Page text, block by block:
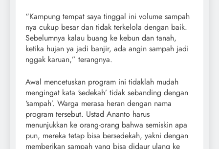
“Kampung tempat saya tinggal ini volume sampah
nya cukup besar dan tidak terkelola dengan baik.
Sebelumnya kalau buang ke kebun dan tanah,
ketika hujan ya jadi banjir, ada angin sampah jadi
nggak karuan,” terangnya.
Awal mencetuskan program ini tidaklah mudah
mengingat kata ‘sedekah’ tidak sebanding dengan
‘sampah’. Warga merasa heran dengan nama
program tersebut. Ustad Ananto harus
menunjukkan ke orang-orang bahwa semiskin apa
pun, mereka tetap bisa bersedekah, yakni dengan
memberikan sampah yang bisa didaur ulang ke